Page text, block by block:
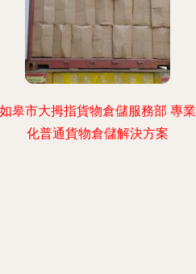
如皋市大拇指貨物倉儲服務部 專業
化普通貨物倉儲解決方案